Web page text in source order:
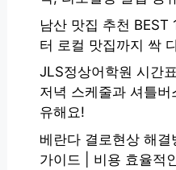
남산 맛집 추천 BEST
터 로컬 맛집까지 싹
JLS정상어학원 시간
저녁 스케줄과 셔틀버
유해요!
베란다 결로현상 해결
가이드 | 비용 효율적